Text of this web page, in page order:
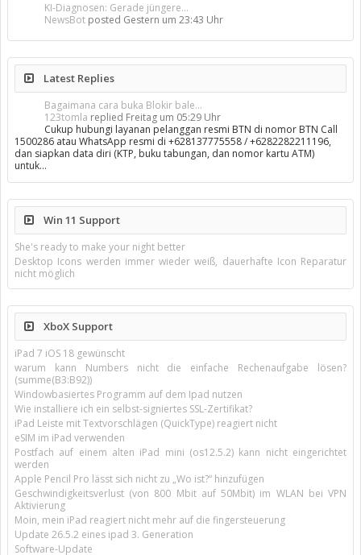
KI-Diagnosen: Gerade jüngere...
NewsBot posted Gestern um 23:43 Uhr
Latest Replies
Bagaimana cara buka Blokir bale...
123tomla replied Freitag um 05:29 Uhr
Cukup hubungi layanan pelanggan resmi BTN di nomor BTN Call
1500286 atau WhatsApp resmi di +628137775558 / +6282282211196,
dan siapkan data diri (KTP, buku tabungan, dan nomor kartu ATM)
untuk…
Win 11 Support
She's ready to make your night better
Desktop Icons werden immer wieder weiß, dauerhafte Icon Reparatur
nicht möglich
XboX Support
iPad 7 iOS 18 gewünscht
warum kann Numbers nicht die einfache Rechenaufgabe lösen?
(summe(B3:B92))
Windowbasiertes Programm auf dem Ipad nutzen
Wie installiere ich ein selbst-signiertes SSL-Zertifikat?
iPad Leiste mit Textvorschlägen (QuickType) reagiert nicht
eSIM im iPad verwenden
Postfach auf einem alten iPad mini (os12.5.2) kann nicht eingerichtet
werden
Apple Pencil Pro lässt sich nicht zu „Wo ist?“ hinzufügen
Geschwindigkeitsverlust (von 800 Mbit auf 50Mbit) im WLAN bei VPN
Aktivierung
Moin, mein iPad reagiert nicht mehr auf die fingersteuerung
Update 26.5.2 eines ipad 3. Generation
Software-Update